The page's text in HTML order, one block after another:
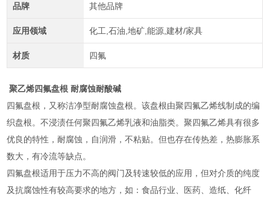
品牌 其他品牌
应用领域 化工,石油,地矿,能源,建材/家具
材质 四氟
聚乙烯四氟盘根 耐腐蚀耐酸碱
四氟盘根，又称洁净型耐腐蚀盘根。该盘根由聚四氟乙烯线制成的编
织盘根。不浸渍任何聚四氟乙烯乳液和油脂类。聚四氟乙烯具有很多
优良的特性，耐腐蚀，自润滑，不粘贴。但也存在传热差，热膨胀系
数大，有冷流等缺点。
四氟盘根适用于压力不高的阀门及转速较低的应用，但对介质的纯度
及抗腐蚀性有较高要求的地方，如：食品行业、医药、造纸、化纤